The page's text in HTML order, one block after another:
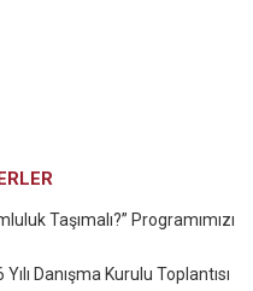
Taşımalı?” Programımızı
Danışma Kurulu Toplantısı